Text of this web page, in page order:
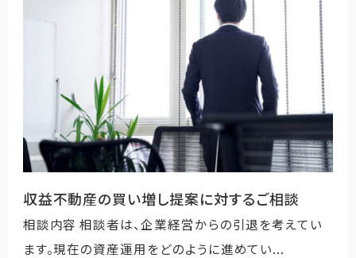
収益不動産の買い増し提案に対するご相談
相談内容 相談者は、企業経営からの引退を考えてい
ます。現在の資産運用をどのように進めてい...